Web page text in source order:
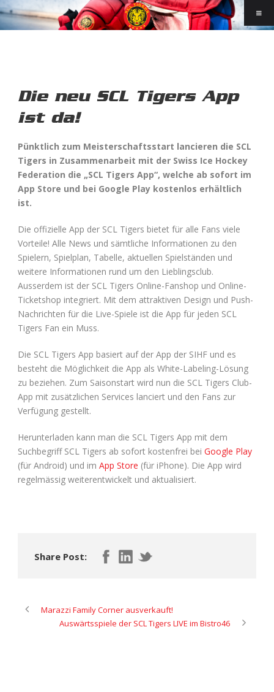
Die neu SCL Tigers App
ist da!
Pünktlich zum Meisterschaftsstart lancieren die SCL
Tigers in Zusammenarbeit mit der Swiss Ice Hockey
Federation die „SCL Tigers App“, welche ab sofort im
App Store und bei Google Play kostenlos erhältlich
ist.
Die offizielle App der SCL Tigers bietet für alle Fans viele
Vorteile! Alle News und sämtliche Informationen zu den
Spielern, Spielplan, Tabelle, aktuellen Spielständen und
weitere Informationen rund um den Lieblingsclub.
Ausserdem ist der SCL Tigers Online-Fanshop und Online-
Ticketshop integriert. Mit dem attraktiven Design und Push-
Nachrichten für die Live-Spiele ist die App für jeden SCL
Tigers Fan ein Muss.
Die SCL Tigers App basiert auf der App der SIHF und es
besteht die Möglichkeit die App als White-Labeling-Lösung
zu beziehen. Zum Saisonstart wird nun die SCL Tigers Club-
App mit zusätzlichen Services lanciert und den Fans zur
Verfügung gestellt.
Herunterladen kann man die SCL Tigers App mit dem
Suchbegriff SCL Tigers ab sofort kostenfrei bei Google Play
(für Android) und im App Store (für iPhone). Die App wird
regelmässig weiterentwickelt und aktualisiert.
Share Post:
Marazzi Family Corner ausverkauft!
Auswärtsspiele der SCL Tigers LIVE im Bistro46